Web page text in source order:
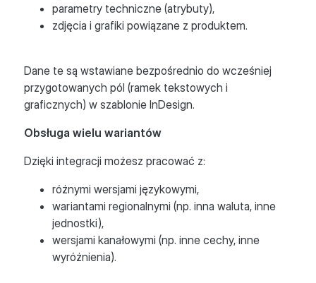
parametry techniczne (atrybuty),
zdjęcia i grafiki powiązane z produktem.
Dane te są wstawiane bezpośrednio do wcześniej
przygotowanych pól (ramek tekstowych i
graficznych) w szablonie InDesign.
Obsługa wielu wariantów
Dzięki integracji możesz pracować z:
różnymi wersjami językowymi,
wariantami regionalnymi (np. inna waluta, inne
jednostki),
wersjami kanałowymi (np. inne cechy, inne
wyróżnienia).